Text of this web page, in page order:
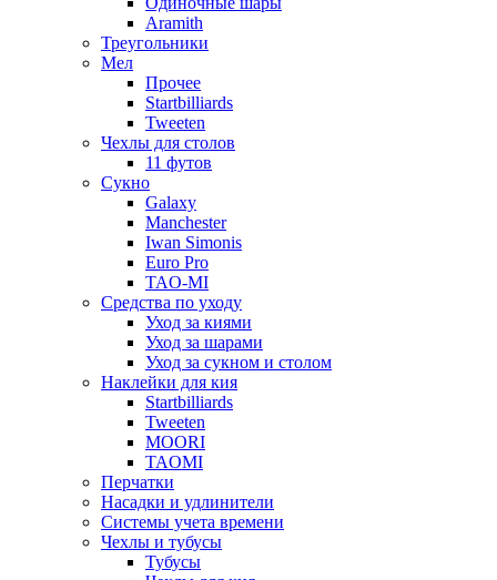
Aramith
Треугольники
Мел
Прочее
Startbilliards
Tweeten
Чехлы для столов
11 футов
Сукно
Galaxy
Manchester
Iwan Simonis
Euro Pro
TAO-MI
Средства по уходу
Уход за киями
Уход за шарами
Уход за сукном и столом
Наклейки для кия
Startbilliards
Tweeten
MOORI
TAOMI
Перчатки
Насадки и удлинители
Системы учета времени
Чехлы и тубусы
Тубусы